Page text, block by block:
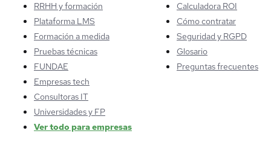
RRHH y formación
Plataforma LMS
Formación a medida
Pruebas técnicas
FUNDAE
Empresas tech
Consultoras IT
Universidades y FP
Ver todo para empresas
Calculadora ROI
Cómo contratar
Seguridad y RGPD
Glosario
Preguntas frecuentes